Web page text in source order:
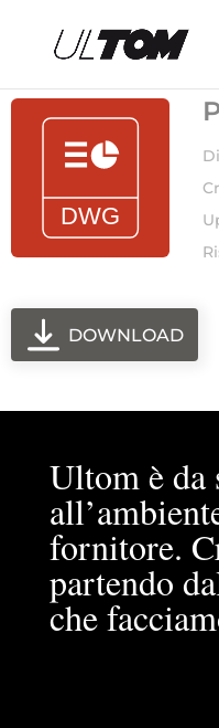
DOWNLOAD
Ultom è da
fornitore.
partendo
che